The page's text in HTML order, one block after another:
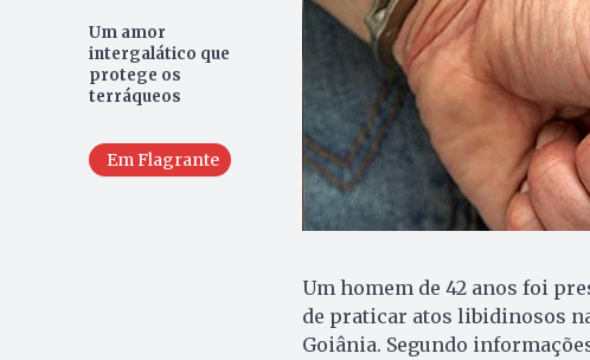
Um amor
intergalático que
protege os
terráqueos
Em Flagrante
Um homem de 42 anos foi
de praticar atos libidinosos
Goiânia. Segundo